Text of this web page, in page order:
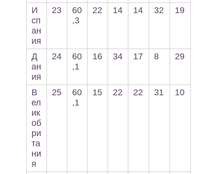
И
сп
ан
ия
23
60
,3
22 14 14 32 19
Д
ан
ия
24
60
,1
16 34 17 8 29
В
ел
ик
об
ри
та
ни
я
25
60
,1
15 22 22 31 10